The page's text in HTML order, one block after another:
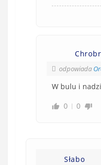
odpowiada
W bulu i
0
0
Słabo